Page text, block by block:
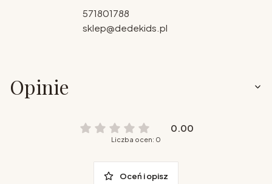
571801788
sklep@dedekids.pl
Opinie
0.00
Liczba ocen: 0
Oceń i opisz